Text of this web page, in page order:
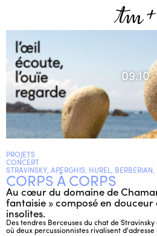
A LA UNE
PROJETS
MÉDIATION
NOUS
NEWSLETTER
CONTACTS
AGENDA
09.10
PROJETS
CONCERT
STRAVINSKY, APERGHIS, HUREL, BERBERIAN,
CORPS À CORPS
Au cœur du domaine de
fantaisie » composé en
insolites.
Des tendres Berceuses du chat de
où deux percussionnistes rivalisent